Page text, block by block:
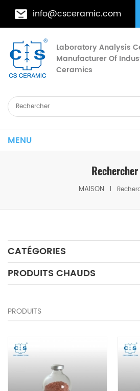
info@csceramic.com
Laboratory Analysis
Manufacturer Of
Ceramics
MENU
Rechercher
MAISON
CATÉGORIES
PRODUITS CHAUDS
PRODUITS